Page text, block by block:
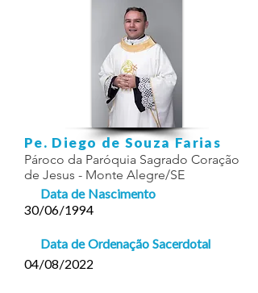
Pe. Diego de Souza Farias
Pároco da Paróquia Sagrado Coração
de Jesus - Monte Alegre/SE
Data de Nascimento
30/06/1994
Data de Ordenação Sacerdotal
04/08/2022